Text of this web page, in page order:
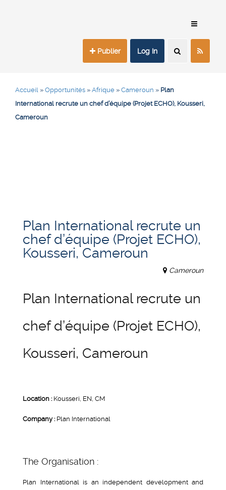
Publier Log In
Accueil » Opportunités » Afrique » Cameroun » Plan
International recrute un chef d’équipe (Projet ECHO), Kousseri,
Cameroun
Plan International recrute un
chef d’équipe (Projet ECHO),
Kousseri, Cameroun
Cameroun
Plan International recrute un
chef d’équipe (Projet ECHO),
Kousseri, Cameroun
Location :Kousseri, EN, CM
Company : Plan International
The Organisation :
Plan International is an independent development and